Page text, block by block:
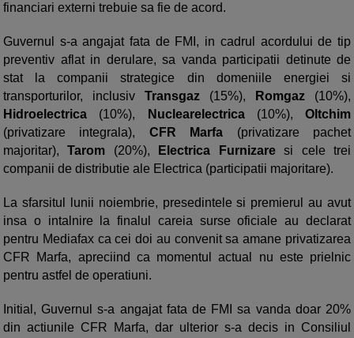
financiari externi trebuie sa fie de acord.
Guvernul s-a angajat fata de FMI, in cadrul acordului de tip
preventiv aflat in derulare, sa vanda participatii detinute de
stat la companii strategice din domeniile energiei si
transporturilor, inclusiv Transgaz (15%), Romgaz (10%),
Hidroelectrica (10%), Nuclearelectrica (10%), Oltchim
(privatizare integrala), CFR Marfa (privatizare pachet
majoritar),Tarom (20%), Electrica Furnizaresi cele trei
companii de distributie ale Electrica (participatii majoritare).
La sfarsitul lunii noiembrie, presedintele si premierul au avut
insa o intalnire la finalul careia surse oficiale au declarat
pentru Mediafax ca cei doi au convenit sa amane privatizarea
CFR Marfa, apreciind ca momentul actual nu este prielnic
pentru astfel de operatiuni.
Initial, Guvernul s-a angajat fata de FMI sa vanda doar 20%
din actiunile CFR Marfa, dar ulterior s-a decis in Consiliul